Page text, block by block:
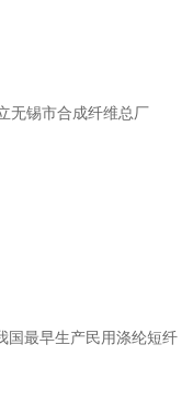
无锡市合成纤维总厂
国最早生产民用涤纶短纤